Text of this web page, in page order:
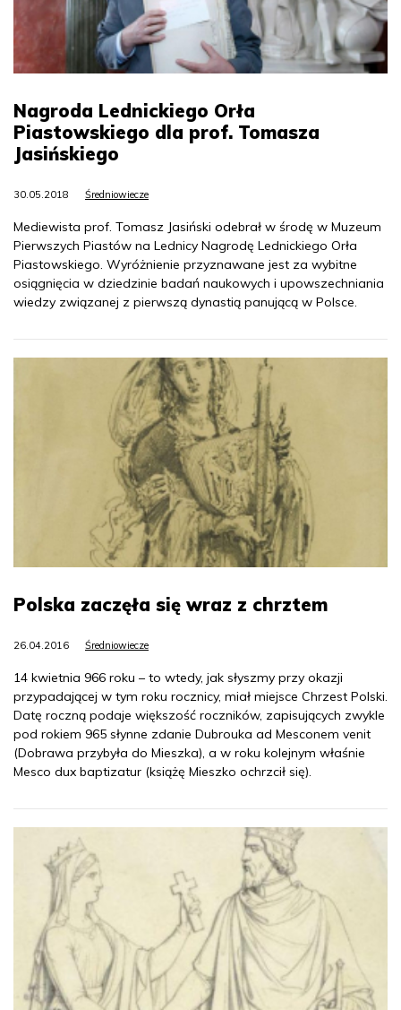
Nagroda Lednickiego Orła
Piastowskiego dla prof. Tomasza
Jasińskiego
30.05.2018 Średniowiecze
Mediewista prof. Tomasz Jasiński odebrał w środę w Muzeum
Pierwszych Piastów na Lednicy Nagrodę Lednickiego Orła
Piastowskiego. Wyróżnienie przyznawane jest za wybitne
osiągnięcia w dziedzinie badań naukowych i upowszechniania
wiedzy związanej z pierwszą dynastią panującą w Polsce.
Polska zaczęła się wraz z chrztem
26.04.2016 Średniowiecze
14 kwietnia 966 roku – to wtedy, jak słyszmy przy okazji
przypadającej w tym roku rocznicy, miał miejsce Chrzest Polski.
Datę roczną podaje większość roczników, zapisujących zwykle
pod rokiem 965 słynne zdanie Dubrouka ad Mesconem venit
(Dobrawa przybyła do Mieszka), a w roku kolejnym właśnie
Mesco dux baptizatur (książę Mieszko ochrzcił się).